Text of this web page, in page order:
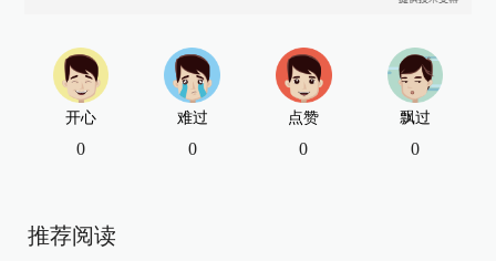
开心
0
难过
0
点赞
0
飘过
0
推荐阅读